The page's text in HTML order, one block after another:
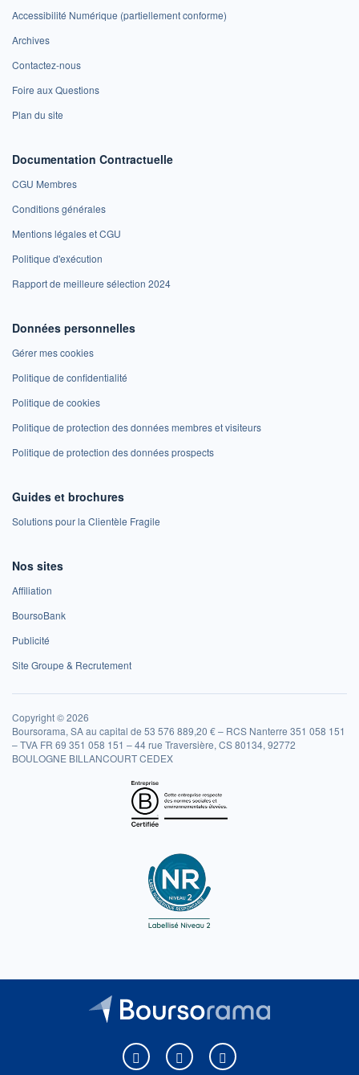
Accessibilité Numérique (partiellement conforme)
Archives
Contactez-nous
Foire aux Questions
Plan du site
Documentation Contractuelle
CGU Membres
Conditions générales
Mentions légales et CGU
Politique d'exécution
Rapport de meilleure sélection 2024
Données personnelles
Gérer mes cookies
Politique de confidentialité
Politique de cookies
Politique de protection des données membres et visiteurs
Politique de protection des données prospects
Guides et brochures
Solutions pour la Clientèle Fragile
Nos sites
Affiliation
BoursoBank
Publicité
Site Groupe & Recrutement
Copyright © 2026
Boursorama, SA au capital de 53 576 889,20 € – RCS Nanterre 351 058 151
– TVA FR 69 351 058 151 – 44 rue Traversière, CS 80134, 92772
BOULOGNE BILLANCOURT CEDEX
Boursorama sur Facebook
Boursorama sur XBoursorama sur